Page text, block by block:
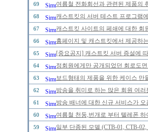
69 여름철 전화회선과 관련된 제품의
68 캐스트킷의 서버 테스트 프로그램
67 캐스트킷 사이트의 페쇄에 대한
66 홈페이지 및 캐스트킷에서 제공하
65 [중요공지] 캐스트킷 서버 증설에
64 정회원에게만 공개되었던 회로도
63 보드형태의 제품을 위한 케이스 만
62 방송을 취미로 하는 많은 회원 여
61 방송 배너에 대한 신규 서비스가
60 여름철 천둥,번개로 부터 텔레폰
59 일부 단종된 모델 (CTB-01, CTB-